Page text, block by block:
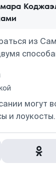
из
могут
и лоукосты.